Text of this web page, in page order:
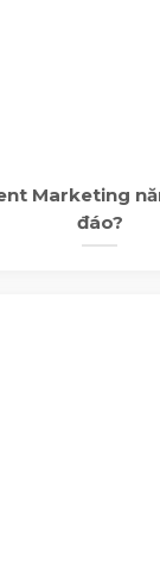
Marketing
đáo?